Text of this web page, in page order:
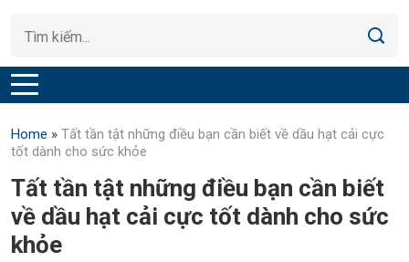
Home » Tất tần tật những điều bạn cần biết về dầu hạt cải cực
tốt dành cho sức khỏe
Tất tần tật những điều bạn cần biết
về dầu hạt cải cực tốt dành cho sức
khỏe